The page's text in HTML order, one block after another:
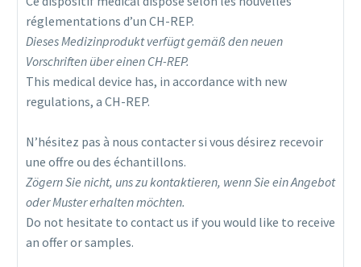
réglementations d’un CH-REP.
Dieses Medizinprodukt verfügt gemäß den neuen
Vorschriften über einen CH-REP.
This medical device has, in accordance with new
regulations, a CH-REP.
N’hésitez pas à nous contacter si vous désirez recevoir
une offre ou des échantillons.
Zögern Sie nicht, uns zu kontaktieren, wenn Sie ein Angebot
oder Muster erhalten möchten.
Do not hesitate to contact us if you would like to receive
an offer or samples.